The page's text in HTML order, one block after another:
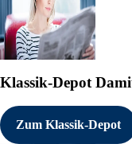
Klassik-Depot
Zum Klassik-Depot